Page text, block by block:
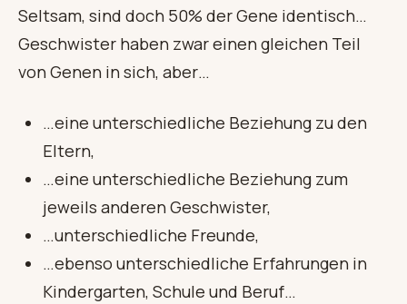
Seltsam, sind doch 50% der Gene identisch…
Geschwister haben zwar einen gleichen Teil
von Genen in sich, aber…
…eine unterschiedliche Beziehung zu den
Eltern,
…eine unterschiedliche Beziehung zum
jeweils anderen Geschwister,
…unterschiedliche Freunde,
…ebenso unterschiedliche Erfahrungen in
Kindergarten, Schule und Beruf…